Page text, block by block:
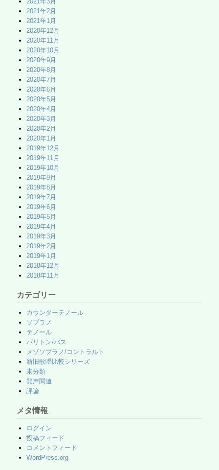
2021年2月
2021年1月
2020年12月
2020年11月
2020年10月
2020年9月
2020年8月
2020年7月
2020年6月
2020年5月
2020年4月
2020年3月
2020年2月
2020年1月
2019年12月
2019年11月
2019年10月
2019年9月
2019年8月
2019年7月
2019年6月
2019年5月
2019年4月
2019年3月
2019年2月
2019年1月
2018年12月
2018年11月
カテゴリー
カウンターテノール
ソプラノ
テノール
バリトン/バス
メゾソプラノ/コントラルト
新旧歌唱比較シリーズ
未分類
発声関連
評論
メタ情報
ログイン
投稿フィード
コメントフィード
WordPress.org